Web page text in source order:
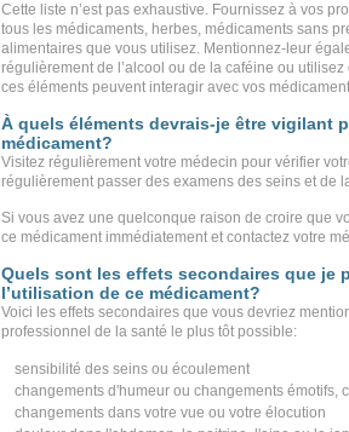
Cette liste n’est pas exhaustive. Fournissez à vos
tous les médicaments, herbes, médicaments sans
alimentaires que vous utilisez. Mentionnez-leur
régulièrement de l’alcool ou de la caféine ou
ces éléments peuvent interagir avec vos
À quels éléments devrais-je être vigilant
médicament?
Visitez régulièrement votre médecin pour vérifier
régulièrement passer des examens des seins et de
Si vous avez une quelconque raison de croire que
ce médicament immédiatement et contactez votre
Quels sont les effets secondaires que je
l’utilisation de ce médicament?
Voici les effets secondaires que vous devriez
professionnel de la santé le plus tôt possible:
sensibilité des seins ou écoulement
changements d'humeur ou changements émotifs,
changements dans votre vue ou votre élocution